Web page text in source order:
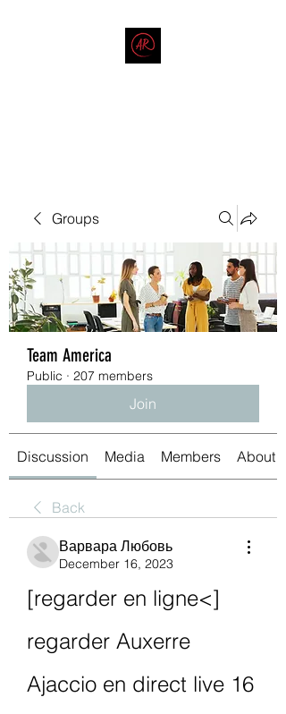
Groups
Team America
Public · 207 members
Join
Discussion Media Members About
Back
Варвара Любовь
December 16, 2023
[regarder en ligne<]
regarder Auxerre
Ajaccio en direct live 16